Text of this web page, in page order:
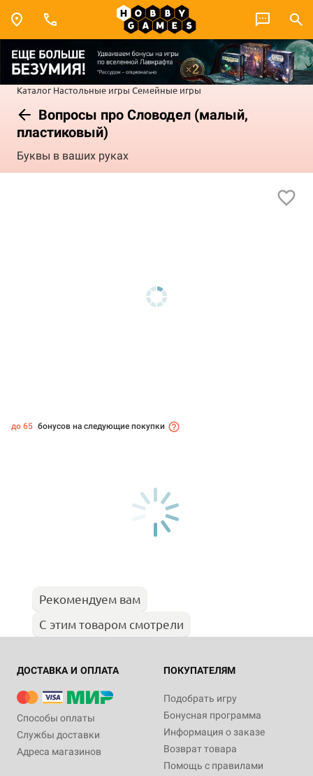
Каталог Настольные игры Семейные игры
Вопросы про Словодел (малый,
пластиковый)
Буквы в ваших руках
до 65 бонусов на следующие покупки
Рекомендуем вам
С этим товаром смотрели
ДОСТАВКА И ОПЛАТА
Способы оплаты
Службы доставки
Адреса магазинов
ПОКУПАТЕЛЯМ
Подобрать игру
Бонусная программа
Информация о заказе
Возврат товара
Помощь с правилами